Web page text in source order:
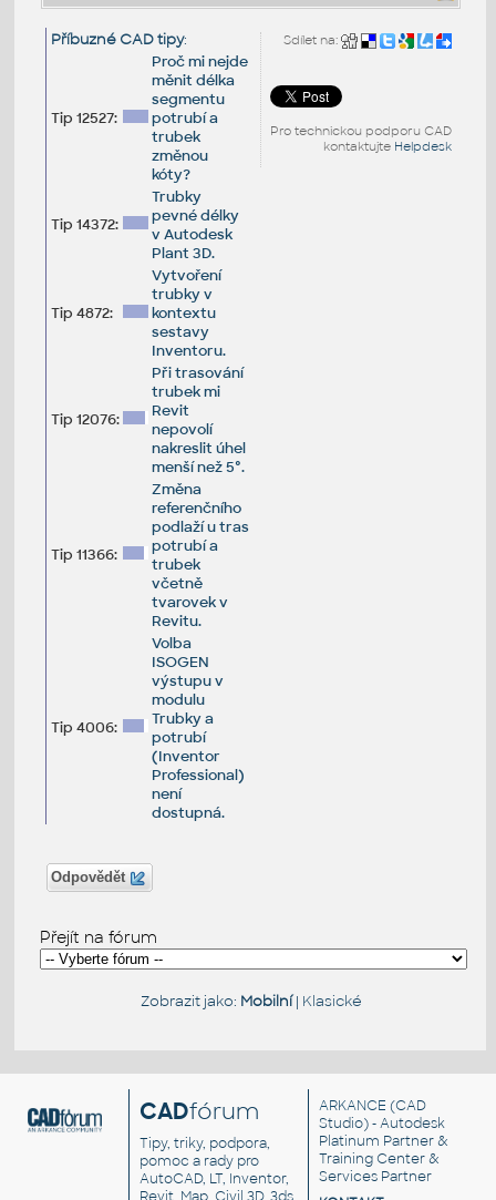
Sdílet na:
Pro technickou podporu CAD
kontaktujte Helpdesk
Příbuzné CAD tipy:
Tip 12527:
Proč mi nejde
měnit délka
segmentu
potrubí a
trubek
změnou
kóty?
Tip 14372:
Trubky
pevné délky
v Autodesk
Plant 3D.
Tip 4872:
Vytvoření
trubky v
kontextu
sestavy
Inventoru.
Tip 12076:
Při trasování
trubek mi
Revit
nepovolí
nakreslit úhel
menší než 5°.
Tip 11366:
Změna
referenčního
podlaží u tras
potrubí a
trubek
včetně
tvarovek v
Revitu.
Tip 4006:
Volba
ISOGEN
výstupu v
modulu
Trubky a
potrubí
(Inventor
Professional)
není
dostupná.
Odpovědět
Přejít na fórum
Zobrazit jako: Mobilní| Klasické
CADfórum
Tipy, triky, podpora,
pomoc a rady pro
AutoCAD, LT, Inventor,
Revit, Map, Civil 3D, 3ds
ARKANCE (CAD
Studio) - Autodesk
Platinum Partner &
Training Center &
Services Partner